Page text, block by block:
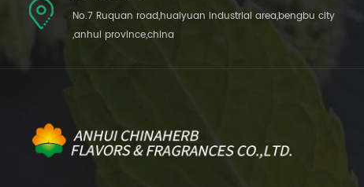
No.7 Ruquan road,huaiyuan industrial area,bengbu city
,anhui province,china